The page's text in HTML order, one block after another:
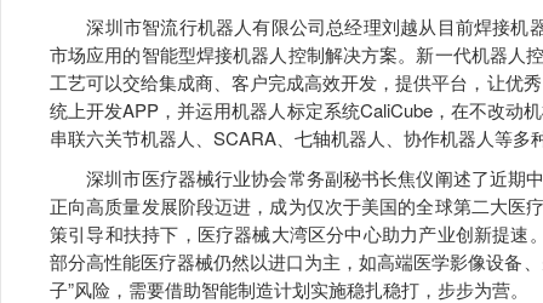
深圳市智流行机器人有限公司总经理刘越从目前焊接机
市场应用的智能型焊接机器人控制解决方案。新一代机器人
工艺可以交给集成商、客户完成高效开发，提供平台，让优
统上开发APP，并运用机器人标定系统CaliCube，在不改动
串联六关节机器人、SCARA、七轴机器人、协作机器人等多
深圳市医疗器械行业协会常务副秘书长焦仪阐述了近期
正向高质量发展阶段迈进，成为仅次于美国的全球第二大医
策引导和扶持下，医疗器械大湾区分中心助力产业创新提速
部分高性能医疗器械仍然以进口为主，如高端医学影像设备
子”风险，需要借助智能制造计划实施稳扎稳打，步步为营。